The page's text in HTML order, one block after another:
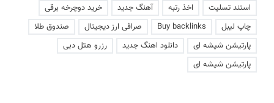
استند تسلیت
اخذ رتبه آهنگ جدید
خرید دوچرخه برقی
چاپ لیبل
Buy backlinks صرافی ارز دیجیتال
صندوق طلا
پارتیشن شیشه ای
دانلود اهنگ جدید
رزرو هتل دبی
پارتیشن شیشه ای